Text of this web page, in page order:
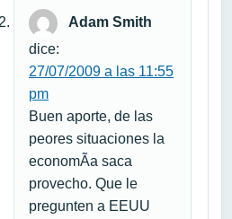
Adam Smith
dice:
27/07/2009 a las 11:55
pm
Buen aporte, de las
peores situaciones la
economÃ­a saca
provecho. Que le
pregunten a EEUU